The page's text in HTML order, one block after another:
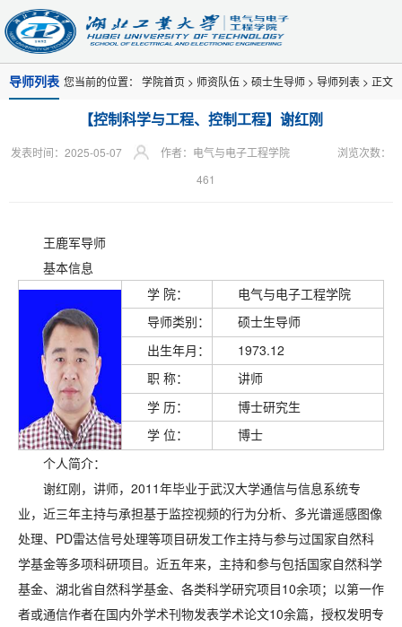
导师列表 您当前的位置： 学院首页 > 师资队伍 > 硕士生导师 > 导师列表 > 正文
【控制科学与工程、控制工程】谢红刚
发表时间：2025-05-07 作者：电气与电子工程学院
浏览次数：
461
王鹿军导师
基本信息
学 院：
电气与电子工程学院
导师类别：
硕士生导师
出生年月：
1973.12
职 称：
讲师
学 历：
博士研究生
学 位：
博士
个人简介：
谢红刚，讲师，2011年毕业于武汉大学通信与信息系统专
业，近三年主持与承担基于监控视频的行为分析、多光谱遥感图像
处理、PD雷达信号处理等项目研发工作主持与参与过国家自然科
学基金等多项科研项目。近五年来，主持和参与包括国家自然科学
基金、湖北省自然科学基金、各类科学研究项目10余项；以第一作
者或通信作者在国内外学术刊物发表学术论文10余篇，授权发明专